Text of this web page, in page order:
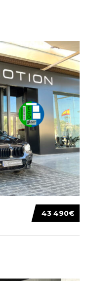
43 490€